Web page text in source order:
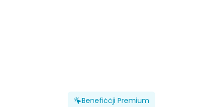
Benefiċċji Premium